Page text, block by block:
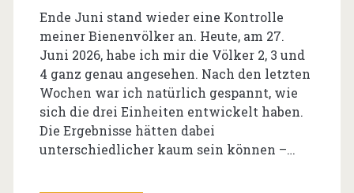
Ende Juni stand wieder eine Kontrolle
meiner Bienenvölker an. Heute, am 27.
Juni 2026, habe ich mir die Völker 2, 3 und
4 ganz genau angesehen. Nach den letzten
Wochen war ich natürlich gespannt, wie
sich die drei Einheiten entwickelt haben.
Die Ergebnisse hätten dabei
unterschiedlicher kaum sein können –…